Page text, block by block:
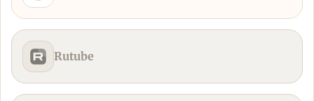
Rutube